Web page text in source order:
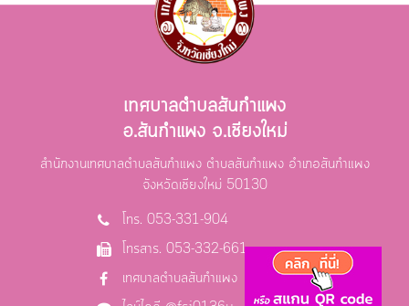
สำนักงานเทศบาลตำบลสันกำแพง ตำบลสันกำแพง อำเภอสันกำแพง
จังหวัดเชียงใหม่ 50130
เทศบาลตำบลสันกำแพง
อ.สันกำแพง จ.เชียงใหม่
โทร. 053-331-904
โทรสาร. 053-332-661
เทศบาลตำบลสันกำแพง